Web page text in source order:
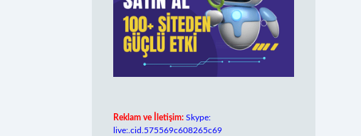
Reklam ve İletişim: Skype:
live:.cid.575569c608265c69